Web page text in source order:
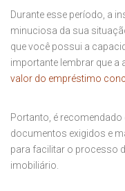
Durante esse período, a
minuciosa da sua
que você possui a
importante lembrar que a
valor do empréstimo
Portanto, é
documentos exigidos e
para facilitar o processo
imobiliário.